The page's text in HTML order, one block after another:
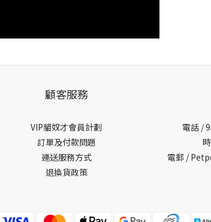
顧客服務
VIP貓奴才會員計劃
訂單及付款問題
運送服務方式
退換貨政策
電話 /
電郵 /